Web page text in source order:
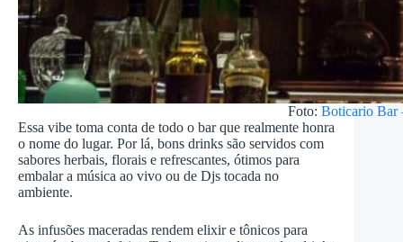
Foto: Boticario Bar
Essa vibe toma conta de todo o bar que realmente honra
o nome do lugar. Por lá, bons drinks são servidos com
sabores herbais, florais e refrescantes, ótimos para
embalar a música ao vivo ou de Djs tocada no
ambiente.
As infusões maceradas rendem elixir e tônicos para